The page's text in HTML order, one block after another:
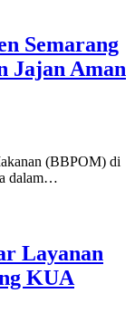
Semarang
Jajan Aman
(BBPOM) di
dalam…
Layanan
KUA